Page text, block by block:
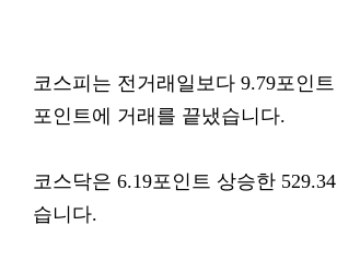
코스피는 전거래일보다 9.79포인
포인트에 거래를 끝냈습니다.
코스닥은 6.19포인트 상승한
습니다.